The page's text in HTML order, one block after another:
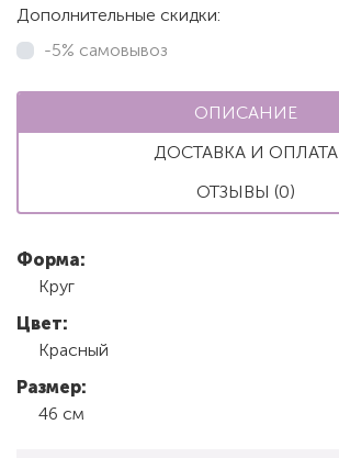
Дополнительные скидки:
-5% самовывоз
ОПИСАНИЕ
ДОСТАВКА И ОПЛАТА
ОТЗЫВЫ (0)
Форма:
Круг
Цвет:
Красный
Размер:
46 см